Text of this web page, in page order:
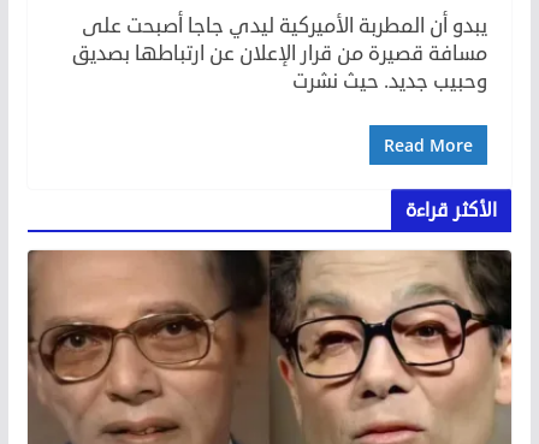
يبدو أن المطربة الأميركية ليدي جاجا أصبحت على
مسافة قصيرة من قرار الإعلان عن ارتباطها بصديق
وحبيب جديد. حيث نشرت
Read More
الأكثر قراءة